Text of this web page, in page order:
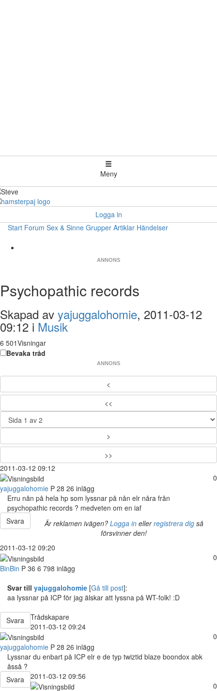
Meny
Logga in
Start Forum Sex & Sinne Grupper Artiklar Händelser
ANNONS
Psychopathic records
Skapad av yajuggalohomie, 2011-03-12
09:12 i Musik
6 501Visningar
Bevaka tråd
ANNONS
<
<<
>
>>
2011-03-12 09:12
0
yajuggalohomie P 28 26 inlägg
Erru nån på hela hp som lyssnar på nån elr nåra från
psychopathic records ? medveten om en iaf
Svara
Är reklamen ivägen? Logga inellerregistrera digså
försvinner den!
2011-03-12 09:20
0
BinBin P 36 6 798 inlägg
Svar till yajuggalohomie [Gå till post]:
aa lyssnar på ICP för jag älskar att lyssna på WT-folk! :D
Svara
Trådskapare
2011-03-12 09:24
0
yajuggalohomie P 28 26 inlägg
Lyssnar du enbart på ICP elr e de typ twiztid blaze boondox abk
åsså ?
Svara
2011-03-12 09:56
0